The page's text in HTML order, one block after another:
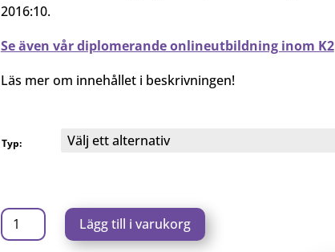
2016:10.
Se även vår diplomerande onlineutbildning inom K2
Läs mer om innehållet i beskrivningen!
Typ:
Bokslut
&
Lägg till i varukorg